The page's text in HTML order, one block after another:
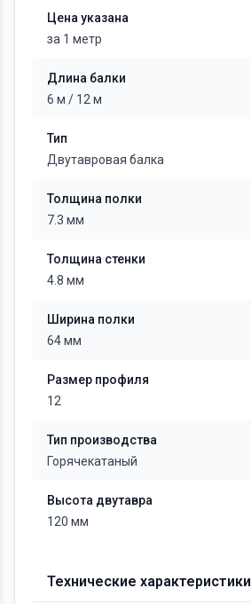
Цена указана
за 1 метр
Длина балки
6 м / 12 м
Тип
Двутавровая балка
Толщина полки
7.3 мм
Толщина стенки
4.8 мм
Ширина полки
64 мм
Размер профиля
12
Тип производства
Горячекатаный
Высота двутавра
120 мм
Технические характеристики